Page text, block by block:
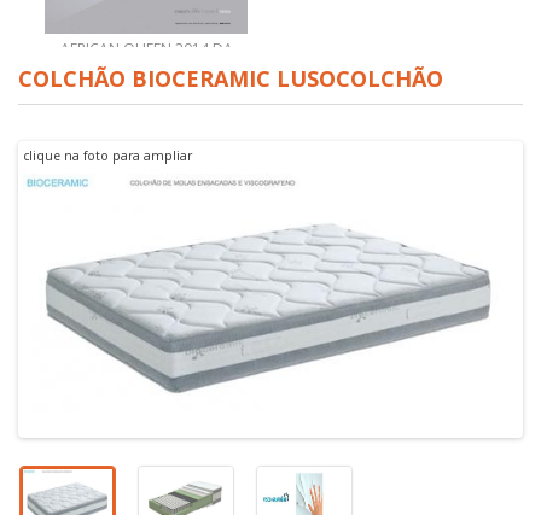
AFRICAN QUEEN 2014 DA
COLCHÃO BIOCERAMIC LUSOCOLCHÃO
clique na foto para ampliar